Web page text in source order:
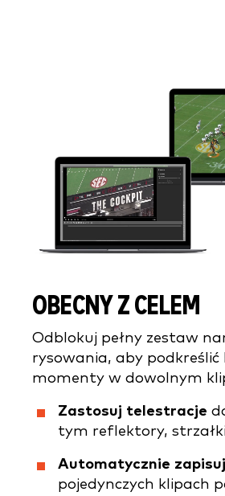
OBECNY Z CELEM
Odblokuj pełny zestaw
rysowania, aby podkreślić
momenty w dowolnym
Zastosuj telestracje
tym reflektory,
Automatycznie zapisuj
pojedynczych klipach